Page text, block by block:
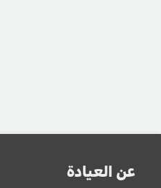
عن العيادة